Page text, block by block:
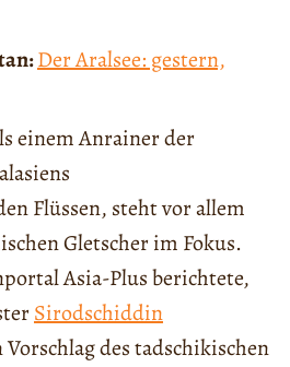
Der Aralsee: gestern,
einem Anrainer der
Flüssen, steht vor allem
Gletscher im Fokus.
Asia-Plus berichtete,
Sirodschiddin
Vorschlag des tadschikischen